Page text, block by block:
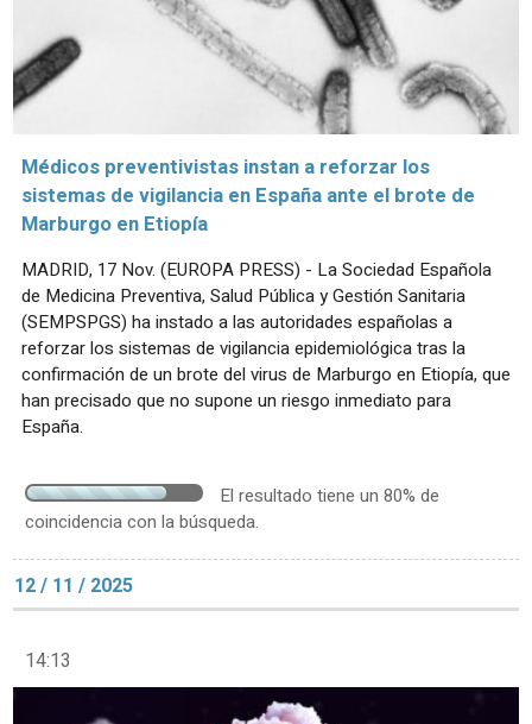
Médicos preventivistas instan a reforzar los
sistemas de vigilancia en España ante el brote de
Marburgo en Etiopía
MADRID, 17 Nov. (EUROPA PRESS) - La Sociedad Española
de Medicina Preventiva, Salud Pública y Gestión Sanitaria
(SEMPSPGS) ha instado a las autoridades españolas a
reforzar los sistemas de vigilancia epidemiológica tras la
confirmación de un brote del virus de Marburgo en Etiopía, que
han precisado que no supone un riesgo inmediato para
España.
El resultado tiene un 80% de
coincidencia con la búsqueda.
12 / 11 / 2025
14:13